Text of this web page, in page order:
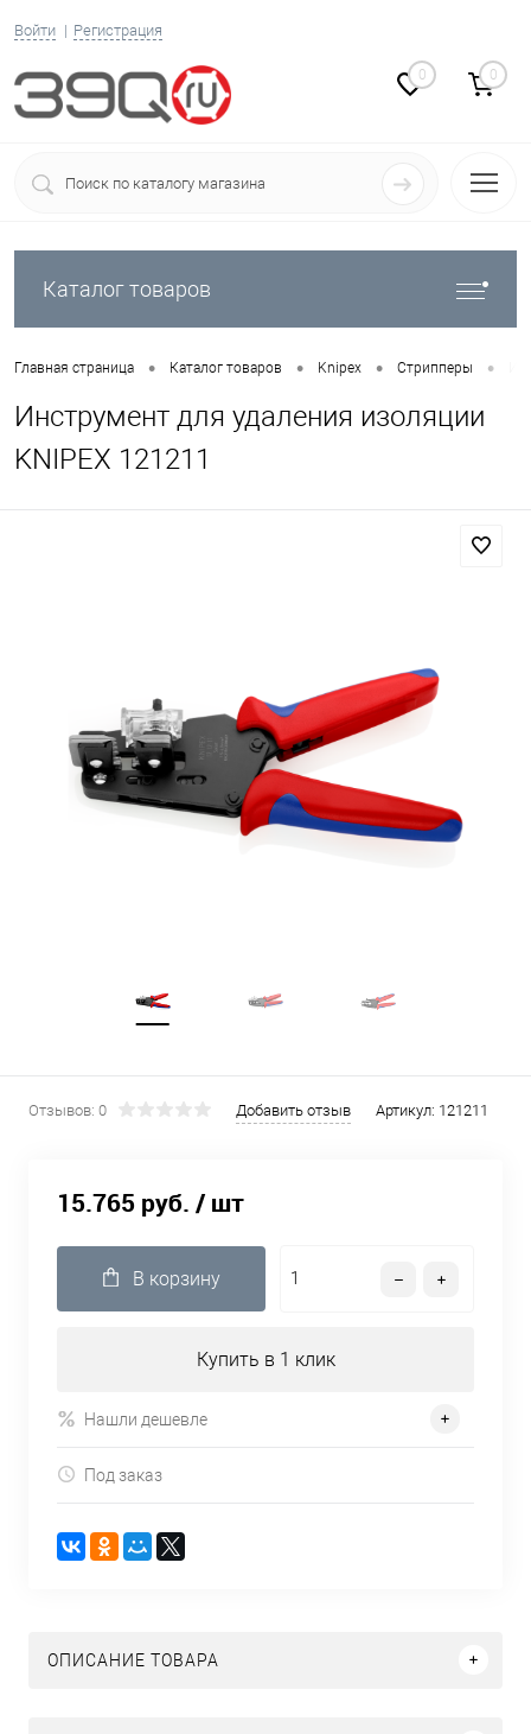
Войти Регистрация
0 0
Каталог товаров
Главная страница • Каталог товаров • Knipex • Стрипперы •
Инструмент для удаления изоляции
KNIPEX 121211
Отзывов: 0 Добавить отзыв Артикул: 121211
15.765 руб. / шт
В корзину
Купить в 1 клик
Нашли дешевле
Под заказ
ОПИСАНИЕ ТОВАРА